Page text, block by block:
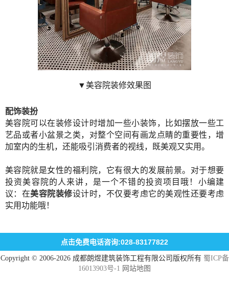
▼美容院装修效果图
配饰装扮
美容院可以在装修设计时增加一些小装饰，比如摆放一些工
艺品或者小盆景之类，对整个空间有画龙点睛的重要性，增
加室内的生机，还能吸引消费者的视线，既美观又实用。
美容院就是女性的福利院，它有很大的发展前景。对于想要
投资美容院的人来讲，是一个不错的投资项目哦！ 小编建
议：在美容院装修设计时，不仅要考虑它的美观性还要考虑
实用功能哦！
点击免费电话咨询:028-83177822
Copyright © 2006-2026 成都朗煜建筑装饰工程有限公司版权所有 蜀ICP备
16013903号-1 网站地图